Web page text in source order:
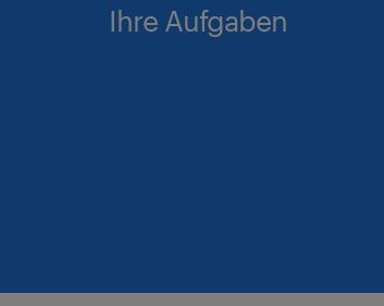
Ihre Aufgaben